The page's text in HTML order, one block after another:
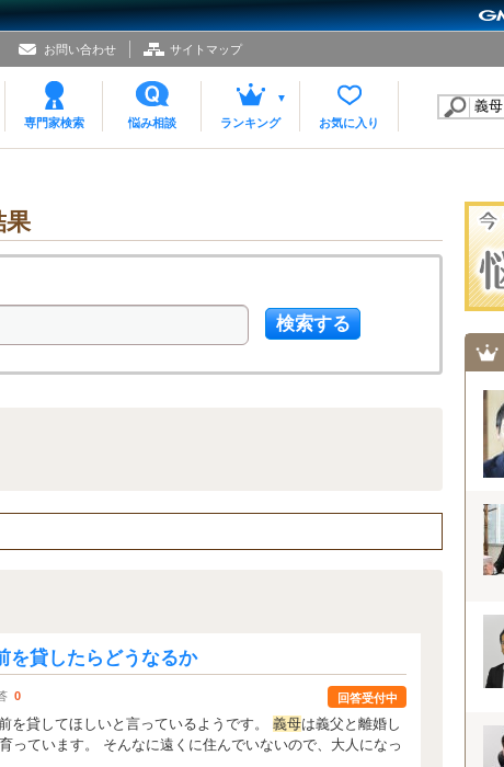
お問い合わせ サイトマップ
専門家検索 悩み相談 ランキング お気に入り
果
検索する
を貸したらどうなるか
0 回答受付中
を貸してほしいと言っているようです。 義母は義父と離婚し
っています。 そんなに遠くに住んでいないので、大人になっ